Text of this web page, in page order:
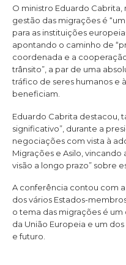
O ministro Eduardo
gestão das migrações é
para as instituições
apontando o caminho de
coordenada e a
trânsito”, a par de uma
tráfico de seres humanos e
beneficiam.
Eduardo Cabrita destacou,
significativo”, durante a
negociações com vista à
Migrações e Asilo, vincando
visão a longo prazo” sobre
A conferência contou com
dos vários Estados-
o tema das migrações é
da União Europeia e um
e futuro.